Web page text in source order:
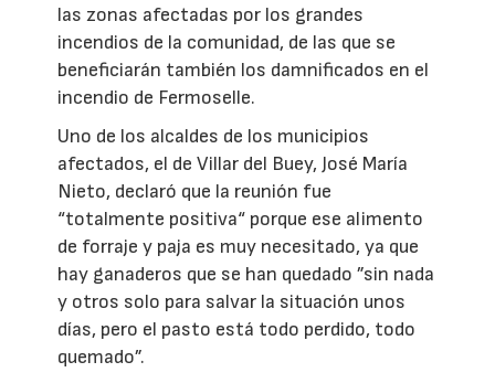
las zonas afectadas por los grandes
incendios de la comunidad, de las que se
beneficiarán también los damnificados en el
incendio de Fermoselle.
Uno de los alcaldes de los municipios
afectados, el de Villar del Buey, José María
Nieto, declaró que la reunión fue
“totalmente positiva“ porque ese alimento
de forraje y paja es muy necesitado, ya que
hay ganaderos que se han quedado ”sin nada
y otros solo para salvar la situación unos
días, pero el pasto está todo perdido, todo
quemado”.